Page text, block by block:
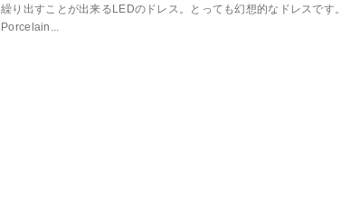
繰り出すことが出来るLEDのドレス。とっても幻想的なドレスです。
Porcelain...